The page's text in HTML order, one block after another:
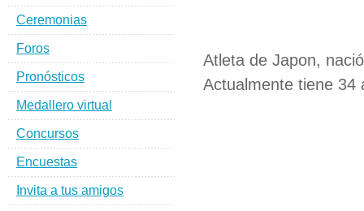
Atleta de Japon,
Actualmente tiene 34
Ceremonias
Foros
Pronósticos
Medallero virtual
Concursos
Encuestas
Invita a tus amigos